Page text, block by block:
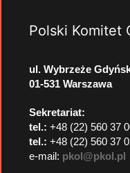
Polski Komitet
ul. Wybrzeże
01-531 Warszawa
Sekretariat:
tel.: +48 (22) 560 37
tel.: +48 (22) 560 37
e-mail: pkol@pkol.pl